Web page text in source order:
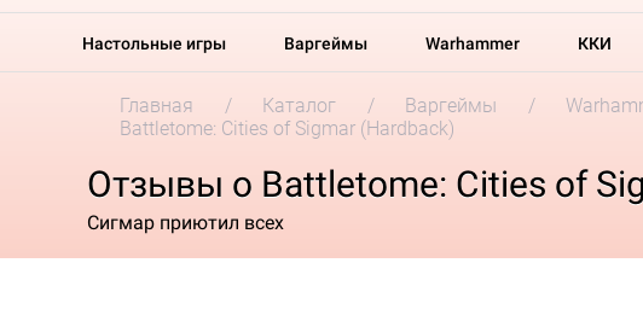
Настольные игры Варгеймы Warhammer ККИ
Главная Каталог Варгеймы
Battletome: Cities of Sigmar (Hardback)
Отзывы о Battletome: Cities of
Сигмар приютил всех